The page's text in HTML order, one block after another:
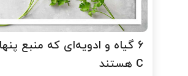
۶ گیاه و ادویه‌ای که منبع
C هستند